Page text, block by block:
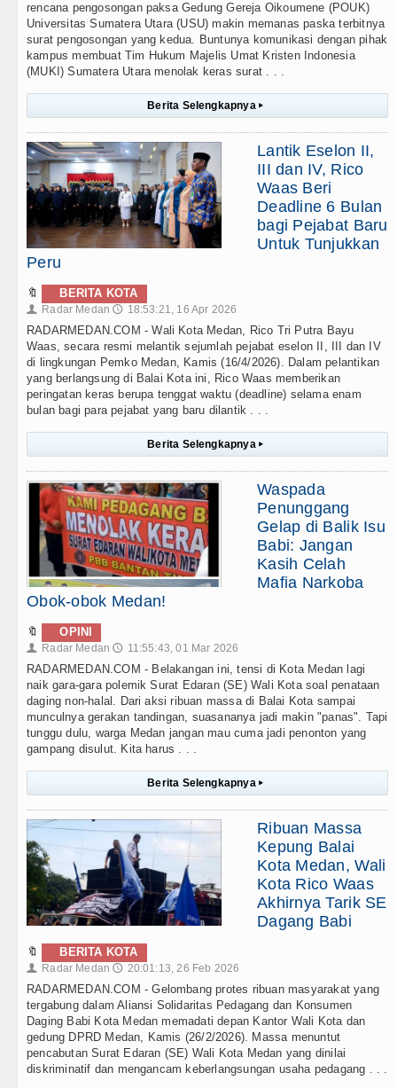
rencana pengosongan paksa Gedung Gereja Oikoumene (POUK)
Universitas Sumatera Utara (USU) makin memanas paska terbitnya
surat pengosongan yang kedua. Buntunya komunikasi dengan pihak
kampus membuat Tim Hukum Majelis Umat Kristen Indonesia
(MUKI) Sumatera Utara menolak keras surat . . .
Berita Selengkapnya ▸
Lantik Eselon II,
III dan IV, Rico
Waas Beri
Deadline 6 Bulan
bagi Pejabat Baru
Untuk Tunjukkan
Peru
🔖 BERITA KOTA
👤 Radar Medan 🕔 18:53:21, 16 Apr 2026
RADARMEDAN.COM - Wali Kota Medan, Rico Tri Putra Bayu
Waas, secara resmi melantik sejumlah pejabat eselon II, III dan IV
di lingkungan Pemko Medan, Kamis (16/4/2026). Dalam pelantikan
yang berlangsung di Balai Kota ini, Rico Waas memberikan
peringatan keras berupa tenggat waktu (deadline) selama enam
bulan bagi para pejabat yang baru dilantik . . .
Berita Selengkapnya ▸
Waspada
Penunggang
Gelap di Balik Isu
Babi: Jangan
Kasih Celah
Mafia Narkoba
Obok-obok Medan!
🔖 OPINI
👤 Radar Medan 🕔 11:55:43, 01 Mar 2026
RADARMEDAN.COM - Belakangan ini, tensi di Kota Medan lagi
naik gara-gara polemik Surat Edaran (SE) Wali Kota soal penataan
daging non-halal. Dari aksi ribuan massa di Balai Kota sampai
munculnya gerakan tandingan, suasananya jadi makin "panas". Tapi
tunggu dulu, warga Medan jangan mau cuma jadi penonton yang
gampang disulut. Kita harus . . .
Berita Selengkapnya ▸
Ribuan Massa
Kepung Balai
Kota Medan, Wali
Kota Rico Waas
Akhirnya Tarik SE
Dagang Babi
🔖 BERITA KOTA
👤 Radar Medan 🕔 20:01:13, 26 Feb 2026
RADARMEDAN.COM - Gelombang protes ribuan masyarakat yang
tergabung dalam Aliansi Solidaritas Pedagang dan Konsumen
Daging Babi Kota Medan memadati depan Kantor Wali Kota dan
gedung DPRD Medan, Kamis (26/2/2026). Massa menuntut
pencabutan Surat Edaran (SE) Wali Kota Medan yang dinilai
diskriminatif dan mengancam keberlangsungan usaha pedagang . . .